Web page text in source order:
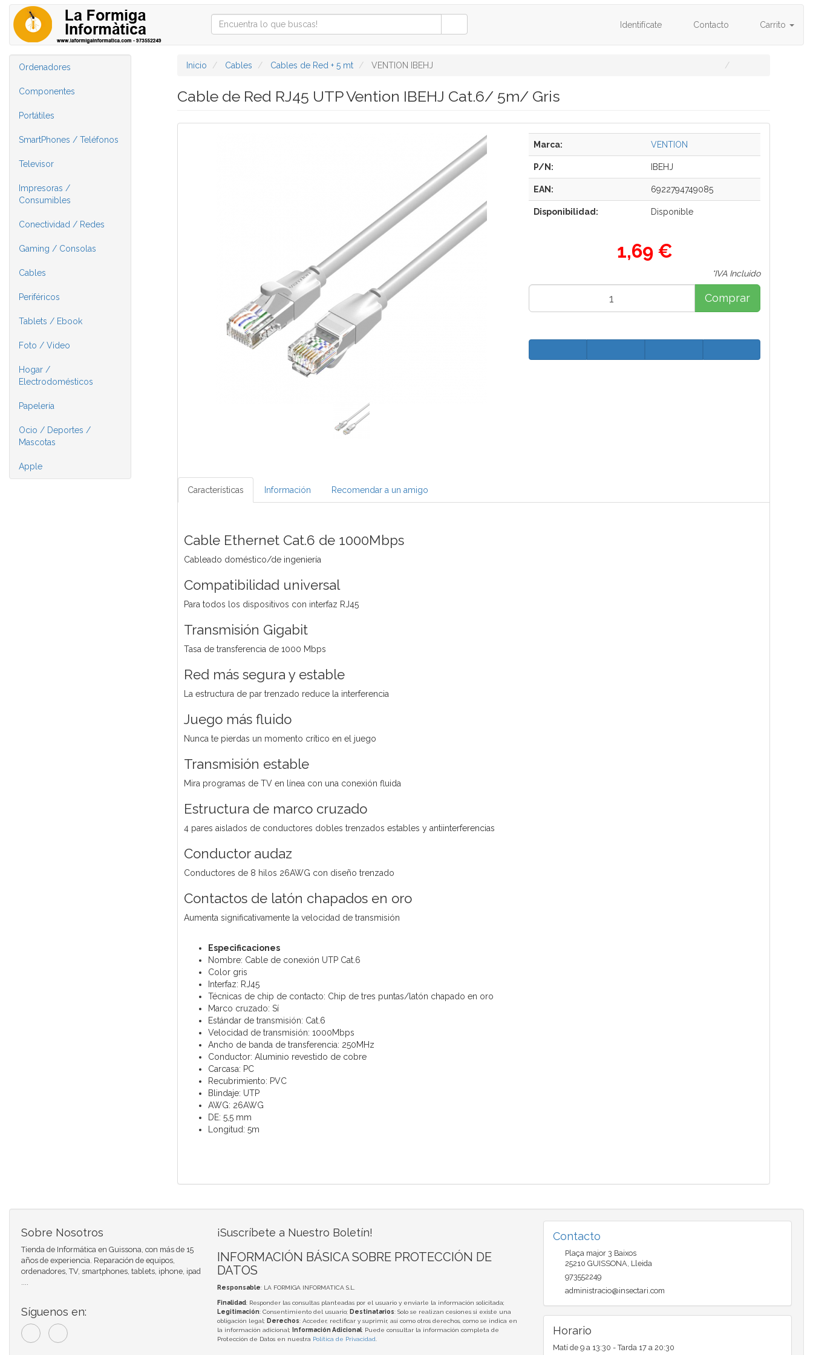
Identifícate Contacto Carrito
Ordenadores
Componentes
Portátiles
SmartPhones / Teléfonos
Televisor
Impresoras /
Consumibles
Conectividad / Redes
Gaming / Consolas
Cables
Periféricos
Tablets / Ebook
Foto / Video
Hogar /
Electrodomésticos
Papelería
Ocio / Deportes /
Mascotas
Apple
Inicio Cables Cables de Red + 5 mt VENTION IBEHJ
Cable de Red RJ45 UTP Vention IBEHJ Cat.6/ 5m/ Gris
Marca: VENTION
P/N: IBEHJ
EAN: 6922794749085
Disponibilidad: Disponible
1,69 €
*IVA Incluido
Comprar
Características Información Recomendar a un amigo
Cable Ethernet Cat.6 de 1000Mbps
Cableado doméstico/de ingeniería
Compatibilidad universal
Para todos los dispositivos con interfaz RJ45
Transmisión Gigabit
Tasa de transferencia de 1000 Mbps
Red más segura y estable
La estructura de par trenzado reduce la interferencia
Juego más fluido
Nunca te pierdas un momento crítico en el juego
Transmisión estable
Mira programas de TV en línea con una conexión fluida
Estructura de marco cruzado
4 pares aislados de conductores dobles trenzados estables y antiinterferencias
Conductor audaz
Conductores de 8 hilos 26AWG con diseño trenzado
Contactos de latón chapados en oro
Aumenta significativamente la velocidad de transmisión
Especificaciones
Nombre: Cable de conexión UTP Cat.6
Color gris
Interfaz: RJ45
Técnicas de chip de contacto: Chip de tres puntas/latón chapado en oro
Marco cruzado: Sí
Estándar de transmisión: Cat.6
Velocidad de transmisión: 1000Mbps
Ancho de banda de transferencia: 250MHz
Conductor: Aluminio revestido de cobre
Carcasa: PC
Recubrimiento: PVC
Blindaje: UTP
AWG: 26AWG
DE: 5,5 mm
Longitud: 5m
Sobre Nosotros
Tienda de Informática en Guissona, con más de 15
años de experiencia. Reparación de equipos,
ordenadores, TV, smartphones, tablets, iphone, ipad
....
Síguenos en:
¡Suscríbete a Nuestro Boletín!
INFORMACIÓN BÁSICA SOBRE PROTECCIÓN DE
DATOS
Responsable: LA FORMIGA INFORMATICA S.L.
Finalidad: Responder las consultas planteadas por el usuario y enviarle la información solicitada;
Legitimación: Consentimiento del usuario; Destinatarios: Solo se realizan cesiones si existe una
obligación legal; Derechos: Acceder, rectificar y suprimir, así como otros derechos, como se indica en
la información adicional;
Información Adicional: Puede consultar la información completa de
Protección de Datos en nuestra Política de Privacidad.
Contacto
Plaça major 3 Baixos
25210 GUISSONA, Lleida
973552249
administracio@insectari.com
Horario
Matí de 9 a 13:30 - Tarda 17 a 20:30